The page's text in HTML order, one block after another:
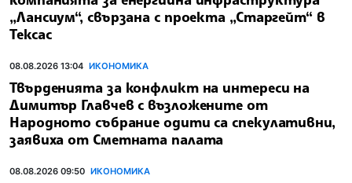
„Лансиум“, свързана с проекта „Старгейт“ в
Тексас
08.08.2026 13:04 ИКОНОМИКА
Твърденията за конфликт на интереси на
Димитър Главчев с възложените от
Народното събрание одити са спекулативни,
заявиха от Сметната палата
08.08.2026 09:50 ИКОНОМИКА